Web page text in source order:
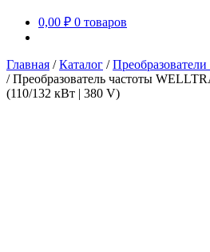
0,00 ₽ 0 товаров
Главная /Каталог /Преобразователи
/Преобразователь частоты
(110/132 кВт | 380 V)